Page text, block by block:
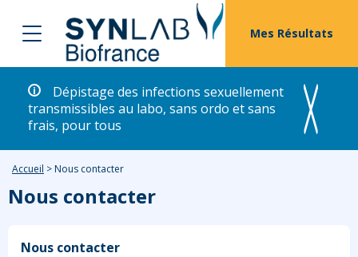
Mes Résultats
Dépistage des infections sexuellement
transmissibles au labo, sans ordo et sans
frais, pour tous
Accueil > Nous contacter
Nous contacter
Nous contacter